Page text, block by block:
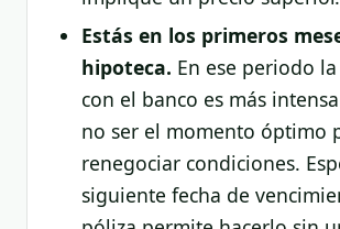
Estás en los primeros
hipoteca. En ese periodo
con el banco es más
no ser el momento óptimo
renegociar condiciones.
siguiente fecha de